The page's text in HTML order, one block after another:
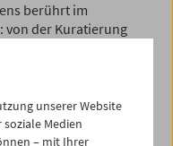
berührt im
von der Kuratierung
über ein achtsames
Materialien für
Shop des
des
unserer Website
Medien
– mit Ihrer